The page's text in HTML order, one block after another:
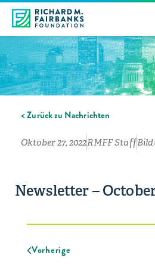
< Zurück zu Nachrichten
Oktober 27, 2022RMFF Staff
Newsletter –
Vorherige